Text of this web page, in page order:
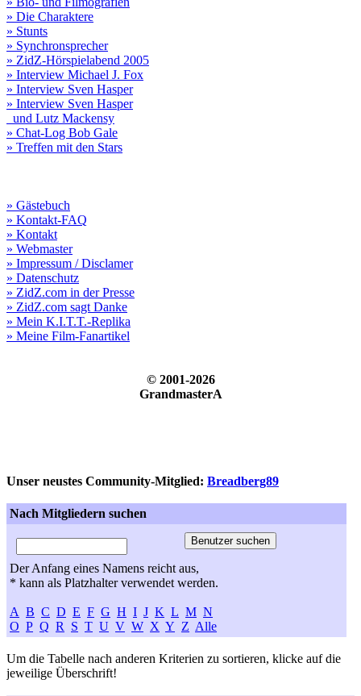
» Die Charaktere
» Stunts
» Synchronsprecher
» ZidZ-Hörspielabend 2005
» Interview Michael J. Fox
» Interview Sven Hasper
» Interview Sven Hasper
und Lutz Mackensy
» Chat-Log Bob Gale
» Treffen mit den Stars
» Gästebuch
» Kontakt-FAQ
» Kontakt
» Webmaster
» Impressum / Disclamer
» Datenschutz
» ZidZ.com in der Presse
» ZidZ.com sagt Danke
» Mein K.I.T.T.-Replika
» Meine Film-Fanartikel
© 2001-2026
GrandmasterA
Unser neustes Community-Mitglied: Breadberg89
Nach Mitgliedern suchen
Der Anfang eines Namens reicht aus,
* kann als Platzhalter verwendet werden.
A B C D E F G H I J K L M N
O P Q R S T U V W X Y Z Alle
Um die Tabelle nach anderen Kriterien zu sortieren, klicke auf die
jeweilige Überschrift!